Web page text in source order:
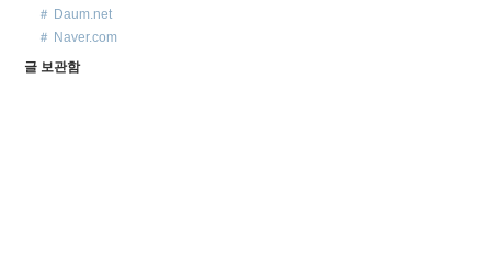
＃ Daum.net
＃ Naver.com
글 보관함